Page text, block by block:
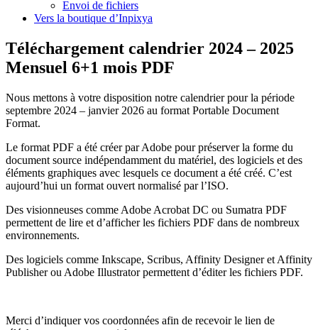
Envoi de fichiers
Vers la boutique d’Inpixya
Téléchargement calendrier 2024 – 2025
Mensuel 6+1 mois PDF
Nous mettons à votre disposition notre calendrier pour la période
septembre 2024 – janvier 2026 au format Portable Document
Format.
Le format PDF a été créer par Adobe pour préserver la forme du
document source indépendamment du matériel, des logiciels et des
éléments graphiques avec lesquels ce document a été créé. C’est
aujourd’hui un format ouvert normalisé par l’ISO.
Des visionneuses comme Adobe Acrobat DC ou Sumatra PDF
permettent de lire et d’afficher les fichiers PDF dans de nombreux
environnements.
Des logiciels comme Inkscape, Scribus, Affinity Designer et Affinity
Publisher ou Adobe Illustrator permettent d’éditer les fichiers PDF.
Merci d’indiquer vos coordonnées afin de recevoir le lien de